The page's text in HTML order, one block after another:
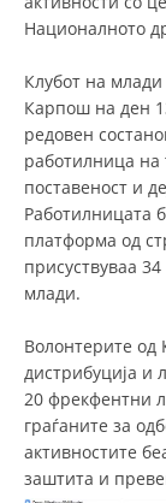
Националното
Клубот на
Карпош на ден
редовен
работилница на
поставеност и
Работилницата
платформа од
присуствуваа
млади.
Волонтерите од
дистрибуција
20 фрекфентни
граѓаните за
активностите
заштита и